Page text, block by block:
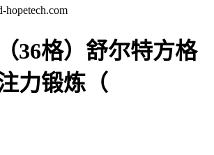
hopetech.com
36格）舒尔特方格
力锻炼（